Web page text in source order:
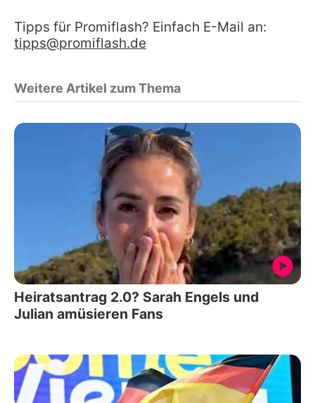
Tipps für Promiflash? Einfach E-Mail an:
tipps@promiflash.de
Weitere Artikel zum Thema
Heiratsantrag 2.0? Sarah Engels und
Julian amüsieren Fans